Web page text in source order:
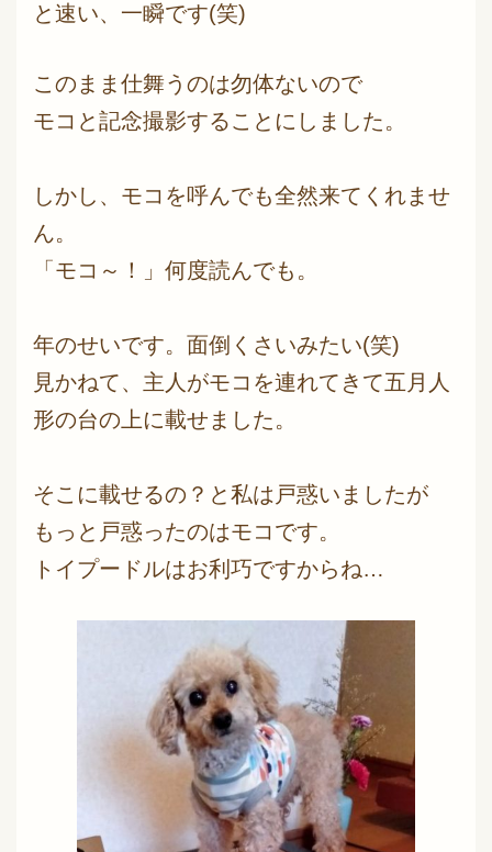
と速い、一瞬です(笑)
このまま仕舞うのは勿体ないので
モコと記念撮影することにしました。
しかし、モコを呼んでも全然来てくれませ
ん。
「モコ～！」何度読んでも。
年のせいです。面倒くさいみたい(笑)
見かねて、主人がモコを連れてきて五月人
形の台の上に載せました。
そこに載せるの？と私は戸惑いましたが
もっと戸惑ったのはモコです。
トイプードルはお利巧ですからね…